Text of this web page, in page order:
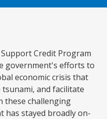
Support Credit Program
government's efforts to
economic crisis that
and facilitate
these challenging
has stayed broadly on-